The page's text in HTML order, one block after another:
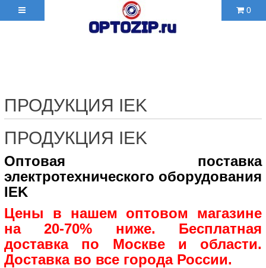
0
ПРОДУКЦИЯ IEK
ПРОДУКЦИЯ IEK
Оптовая поставка
электротехнического оборудования
IEK
Цены в нашем оптовом магазине
на 20-70% ниже. Бесплатная
доставка по Москве и области.
Доставка во все города России.